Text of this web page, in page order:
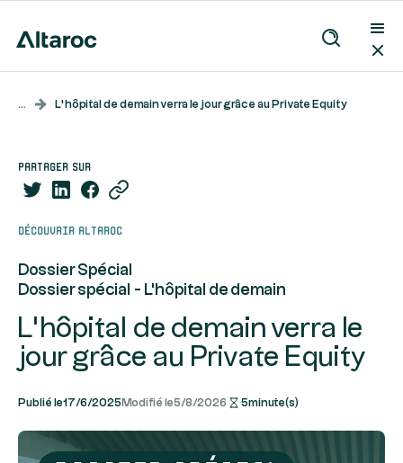
... L’hôpital de demain verra le jour grâce au Private Equity
partager sur
Découvrir Altaroc
Dossier Spécial
Dossier spécial - L'hôpital de demain
L’hôpital de demain verra le
jour grâce au Private Equity
Publié le17/6/2025 Modifié le5/8/2026 5minute(s)